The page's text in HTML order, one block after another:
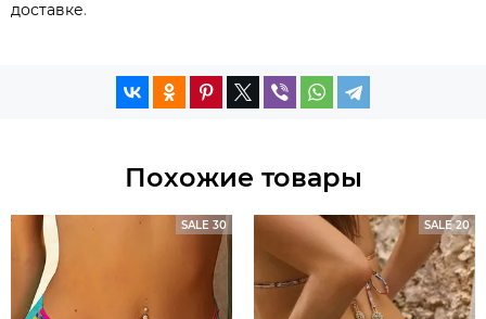
доставке.
Похожие товары
SALE 30 SALE 20